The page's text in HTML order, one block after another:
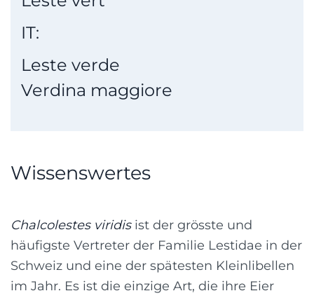
IT:
Leste verde
Verdina maggiore
Wissenswertes
Chalcolestes viridisist der grösste und
häufigste Vertreter der Familie Lestidae in der
Schweiz und eine der spätesten Kleinlibellen
im Jahr. Es ist die einzige Art, die ihre Eier